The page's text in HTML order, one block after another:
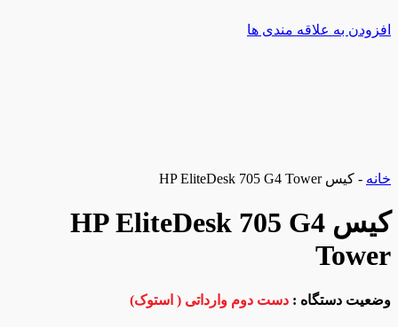
افزودن به علاقه مندی ها
خانه - کیس HP EliteDesk 705 G4 Tower
کیس HP EliteDesk 705 G4
Tower
وضعیت دستگاه : دست دوم وارداتی ( استوک)